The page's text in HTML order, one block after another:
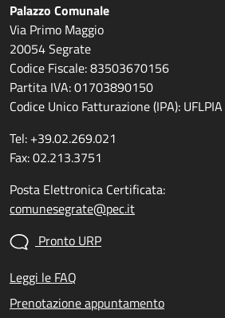
Palazzo Comunale
Via Primo Maggio
20054 Segrate
Codice Fiscale: 83503670156
Partita IVA: 01703890150
Codice Unico Fatturazione (IPA): UFLPIA
Tel: +39.02.269.021
Fax: 02.213.3751
Posta Elettronica Certificata:
comunesegrate@pec.it
Pronto URP
Leggi le FAQ
Prenotazione appuntamento